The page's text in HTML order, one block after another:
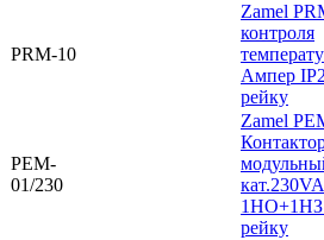
PRM-10
Zamel
контроля
Ампер
рейку
PEM-
01/230
Zamel
1НО+1НЗ
рейку